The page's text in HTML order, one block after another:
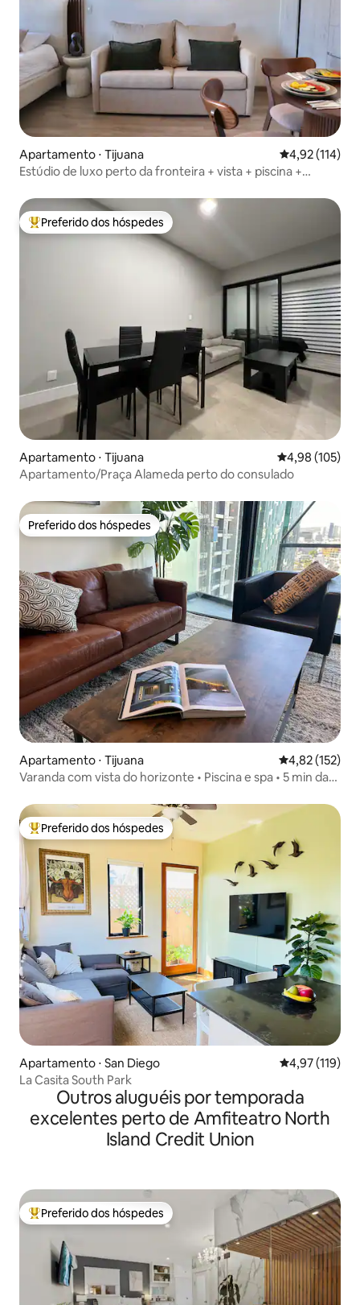
Apartamento ⋅ Tijuana 4,92 de uma
4,92 (114)
Estúdio de luxo perto da fronteira + vista + piscina +
Entre os melhores preferidos dos hóspedes
Preferido dos hóspedes
Apartamento ⋅ Tijuana 4,98 de uma
4,98 (105)
Apartamento/Praça Alameda perto do consulado
Preferido dos hóspedes
Preferido dos hóspedes
Apartamento ⋅ Tijuana 4,82 de uma
4,82 (152)
Varanda com vista do horizonte • Piscina e spa • 5 min da
Entre os melhores preferidos dos hóspedes
Preferido dos hóspedes
Apartamento ⋅ San Diego 4,97 de uma
4,97 (119)
La Casita South Park
Outros aluguéis por temporada
excelentes perto de Amfiteatro North
Island Credit Union
Entre os melhores preferidos dos hóspedes
Preferido dos hóspedes